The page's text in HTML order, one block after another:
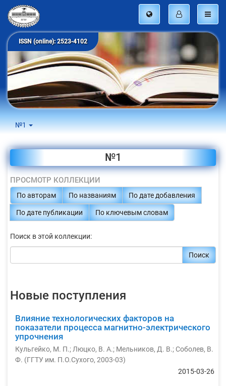
ISSN (online): 2523-4102
№1
№1
ПРОСМОТР КОЛЛЕКЦИИ
По авторам По названиям По дате добавления
По дате публикации По ключевым словам
Поиск в этой коллекции:
Поиск
Новые поступления
Влияние технологических факторов на
показатели процесса магнитно-электрического
упрочнения
Кульгейко, М. П.; Люцко, В. А.; Мельников, Д. В.;Соболев, В.
Ф. (ГГТУ им. П.О.Сухого, 2003-03)
2015-03-26